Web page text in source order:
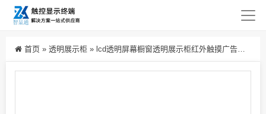
首页 » 透明展示柜 » lcd透明屏幕橱窗透明展示柜红外触摸广告机博物馆展览馆55寸生产厂家批发